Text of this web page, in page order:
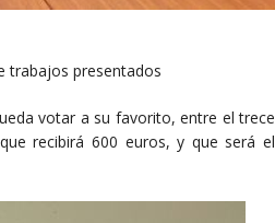
trabajos presentados
votar a su favorito, entre el trece
recibirá 600 euros, y que será el